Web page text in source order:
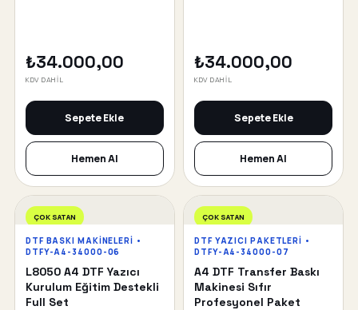
₺34.000,00
KDV DAHİL
Sepete Ekle
Hemen Al
₺34.000,00
KDV DAHİL
Sepete Ekle
Hemen Al
ÇOK SATAN
DTF BASKI MAKINELERI •
DTFY-A4-34000-06
L8050 A4 DTF Yazıcı
Kurulum Eğitim Destekli
Full Set
ÇOK SATAN
DTF YAZICI PAKETLERI •
DTFY-A4-34000-07
A4 DTF Transfer Baskı
Makinesi Sıfır
Profesyonel Paket